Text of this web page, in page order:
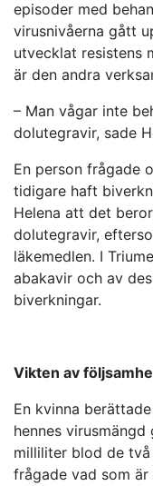
episoder med
virusnivåerna gått
utvecklat resistens
är den andra
– Man vågar inte
dolutegravir, sade
En person frågade
tidigare haft
Helena att det
dolutegravir,
läkemedlen. I
abakavir och av
biverkningar.
Vikten av
En kvinna
hennes
milliliter blod de
frågade vad som